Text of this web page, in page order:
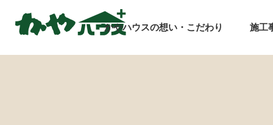
かやハウスの想い・こだわり 施工